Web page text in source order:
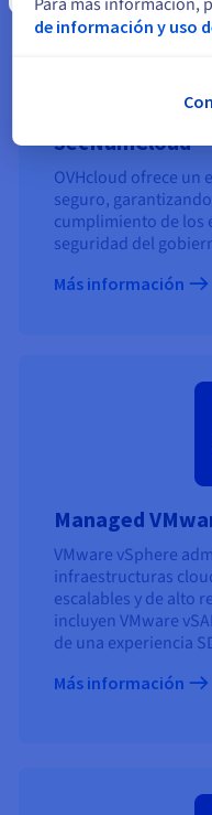
Managed
SecNumCloud
OVHcloud ofrece
seguro,
cumplimiento de los
seguridad del
Más información
Managed
VMware vSphere
infraestructuras
escalables y de alto
incluyen VMware
de una experiencia
Más información
de información y uso